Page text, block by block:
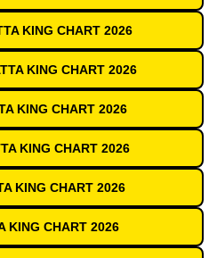
KING CHART 2026
KING CHART 2026
KING CHART 2026
KING CHART 2026
KING CHART 2026
KING CHART 2026